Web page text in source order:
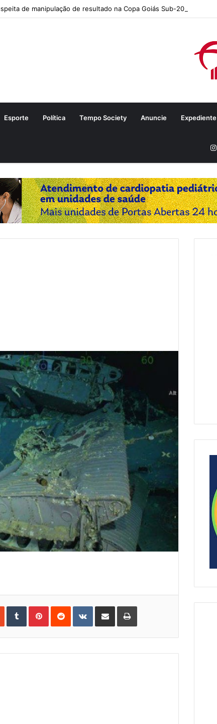
de manipulação de resultado na Copa Goiás Sub-20
Esporte Política Tempo Society Anuncie Expediente
StumbleUpon
TumblrPinterestReddit VKontakteShare
Email
Print